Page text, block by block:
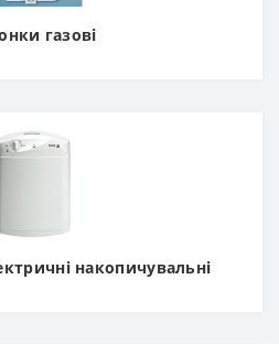
газові
накопичувальні